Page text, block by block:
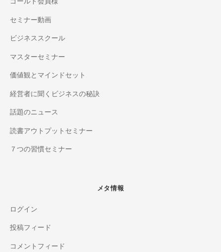
セミナー動画
ビジネススクール
マスターセミナー
価値観とマインドセット
経営者に聞くビジネスの秘訣
話題のニュース
読書アウトプットセミナー
７つの習慣セミナー
メタ情報
ログイン
投稿フィード
コメントフィード